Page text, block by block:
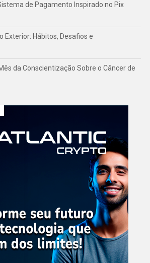
de Pagamento Inspirado no Pix
Exterior: Hábitos, Desafios e
da Conscientização Sobre o Câncer de